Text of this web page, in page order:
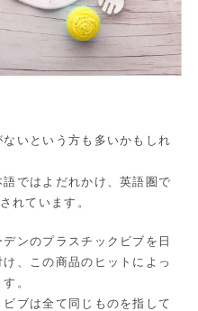
ないという方も多いかもしれ
ではよだれかけ、英語圏で
れています。
ンのプラスチックビブを日
、この商品のヒットによっ
。
ブは全て同じものを指して